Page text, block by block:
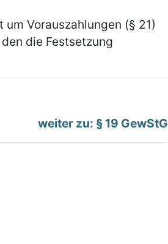
Vorauszahlungen (§ 21)
die Festsetzung
weiter zu: § 19 GewStG